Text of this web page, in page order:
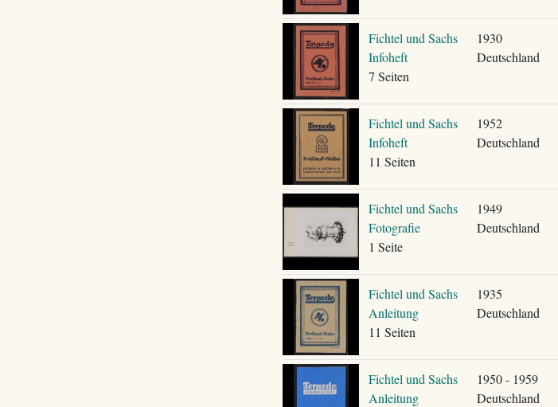
Fichtel und Sachs
Infoheft
7 Seiten
1930
Deutschland
Fichtel und Sachs
Infoheft
11 Seiten
1952
Deutschland
Fichtel und Sachs
Fotografie
1 Seite
1949
Deutschland
Fichtel und Sachs
Anleitung
11 Seiten
1935
Deutschland
Fichtel und Sachs
Anleitung
1950 - 1959
Deutschland